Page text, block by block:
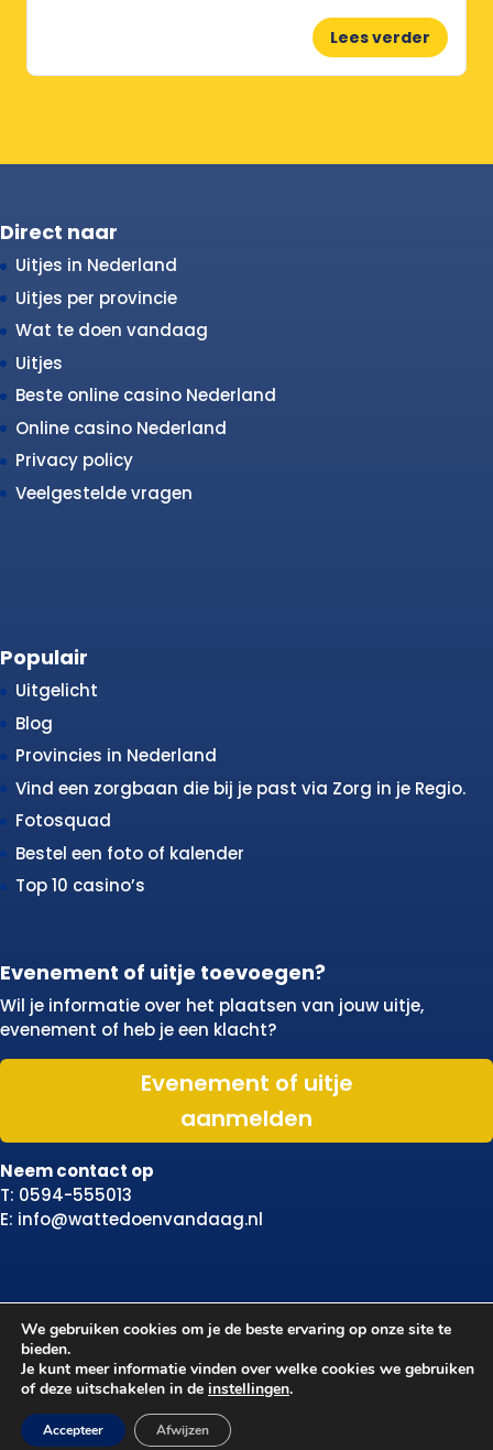
Lees verder
Direct naar
Uitjes in Nederland
Uitjes per provincie
Wat te doen vandaag
Uitjes
Beste online casino Nederland
Online casino Nederland
Privacy policy
Veelgestelde vragen
Populair
Uitgelicht
Blog
Provincies in Nederland
Vind een zorgbaan die bij je past via Zorg in je Regio.
Fotosquad
Bestel een foto of kalender
Top 10 casino’s
Evenement of uitje toevoegen?
Wil je informatie over het plaatsen van jouw uitje,
evenement of heb je een klacht?
Evenement of uitje
aanmelden
Neem contact op
T: 0594-555013
E: info@wattedoenvandaag.nl
We gebruiken cookies om je de beste ervaring op onze site te
bieden.
Je kunt meer informatie vinden over welke cookies we gebruiken
of deze uitschakelen in de instellingen.
Accepteer Afwijzen